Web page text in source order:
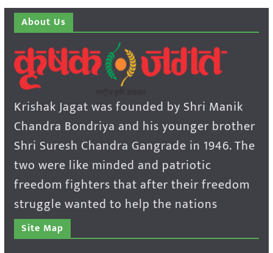
About Us
Krishak Jagat was founded by Shri Manik
Chandra Bondriya and his younger brother
Shri Suresh Chandra Gangrade in 1946. The
two were like minded and patriotic
freedom fighters that after their freedom
struggle wanted to help the nations
Site Map